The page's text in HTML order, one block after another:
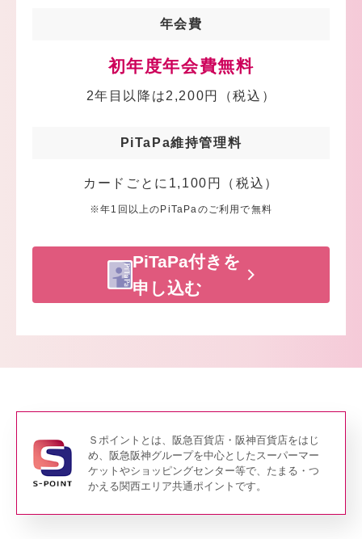
PiTaPa付きを
申し込む
年会費
初年度年会費無料
2年目以降は2,200円（税込）
PiTaPa維持管理料
カードごとに1,100円（税込）
年1回以上のPiTaPaのご利用で無料
Ｓポイントとは、阪急百貨店・阪神百貨店をはじ
め、阪急阪神グループを中心としたスーパーマー
ケットやショッピングセンター等で、たまる・つ
かえる関西エリア共通ポイントです。